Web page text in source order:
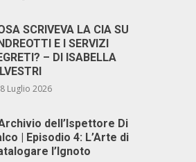
SCRIVEVA LA CIA SU
E I SERVIZI
– DI ISABELLA
8 Luglio 2026
dell’Ispettore Di
| Episodio 4: L’Arte di
l’Ignoto